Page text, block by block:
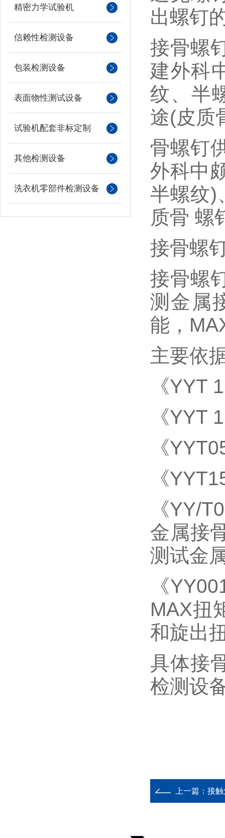
精密力学试验机
信赖性检测设备
包装检测设备
表面物性测试设备
试验机配套非标定制
其他检测设备
洗衣机零部件检测设备
出螺钉
接骨螺
建外科
纹、半
途(皮质
骨螺钉
外科中
半螺纹)
质骨 螺
接骨螺
接骨螺
测金属
能，
主要依
《YYT
《YYT
《
《
《YY/
金属接
测试金
《
MAX扭
和旋出
具体接
检测设
上一篇： 接